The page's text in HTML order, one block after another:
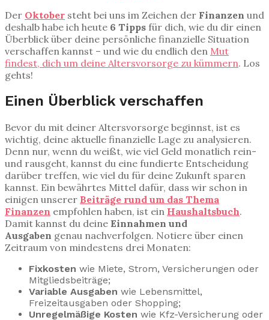
Der Oktober steht bei uns im Zeichen der Finanzen und
deshalb habe ich heute 6 Tipps für dich, wie du dir einen
Überblick über deine persönliche finanzielle Situation
verschaffen kannst – und wie du endlich den Mut
findest, dich um deine Altersvorsorge zu kümmern. Los
gehts!
Einen Überblick verschaffen
Bevor du mit deiner Altersvorsorge beginnst, ist es
wichtig, deine aktuelle finanzielle Lage zu analysieren.
Denn nur, wenn du weißt, wie viel Geld monatlich rein-
und rausgeht, kannst du eine fundierte Entscheidung
darüber treffen, wie viel du für deine Zukunft sparen
kannst. Ein bewährtes Mittel dafür, dass wir schon in
einigen unserer Beiträge rund um das Thema
Finanzen empfohlen haben, ist ein Haushaltsbuch.
Damit kannst du deine Einnahmen und
Ausgaben genau nachverfolgen. Notiere über einen
Zeitraum von mindestens drei Monaten:
Fixkosten wie Miete, Strom, Versicherungen oder
Mitgliedsbeiträge;
Variable Ausgaben wie Lebensmittel,
Freizeitausgaben oder Shopping;
Unregelmäßige Kosten wie Kfz-Versicherung oder